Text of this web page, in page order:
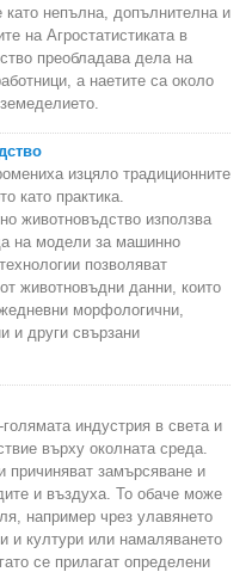
като непълна, допълнителна и
на Агростатистиката в
преобладава дела на
а наетите са около
изцяло традиционните
като практика.
животновъдство използва
на модели за машинно
позволяват
животновъдни данни, които
морфологични,
и други свързани
индустрия в света и
върху околната среда.
причиняват замърсяване и
и въздуха. То обаче може
например чрез улавянето
и култури или намаляването
се прилагат определени